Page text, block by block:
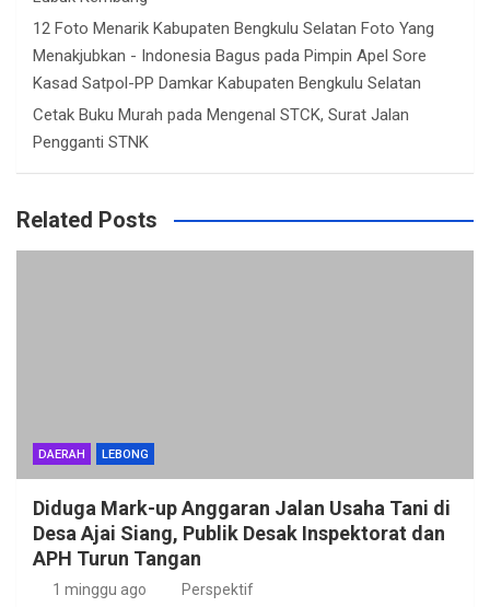
12 Foto Menarik Kabupaten Bengkulu Selatan Foto Yang
Menakjubkan - Indonesia Bagus pada Pimpin Apel Sore
Kasad Satpol-PP Damkar Kabupaten Bengkulu Selatan
Cetak Buku Murah pada Mengenal STCK, Surat Jalan
Pengganti STNK
Related Posts
DAERAH LEBONG
Diduga Mark-up Anggaran Jalan Usaha Tani di
Desa Ajai Siang, Publik Desak Inspektorat dan
APH Turun Tangan
1 minggu ago Perspektif